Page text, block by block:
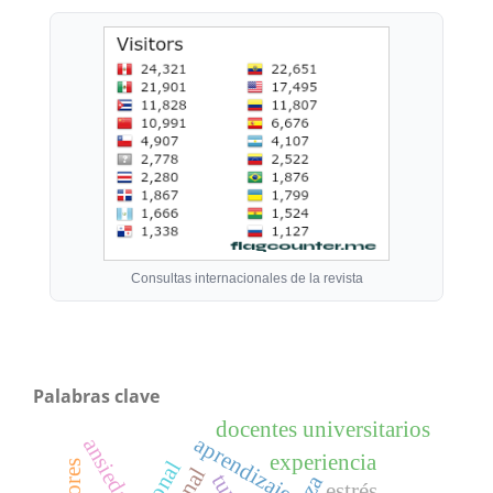
Consultas internacionales de la revista
Palabras clave
aprendizaje
ansiedad
docentes universitarios
experiencia